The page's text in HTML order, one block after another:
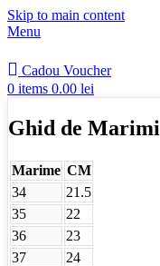
Skip to main content
Menu
Cadou Voucher
0 items 0.00 lei
Ghid de Marimi
Marime CM
34
21.5
35
22
36
23
37
24